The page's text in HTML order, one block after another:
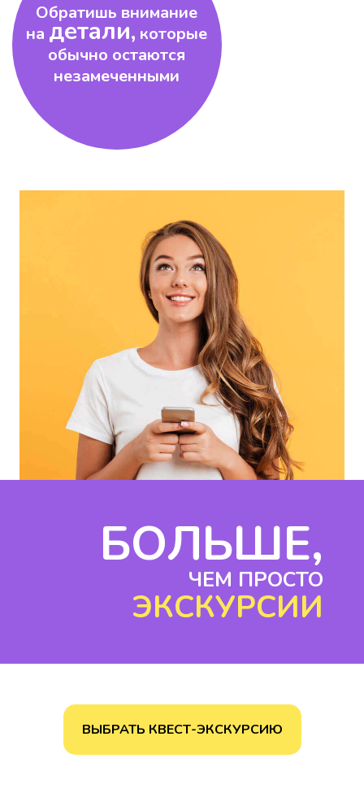
Обратишь внимание
на детали, которые
обычно остаются
незамеченными
БОЛЬШЕ,
ЧЕМ ПРОСТО
ЭКСКУРСИИ
ВЫБРАТЬ КВЕСТ-ЭКСКУРСИЮ